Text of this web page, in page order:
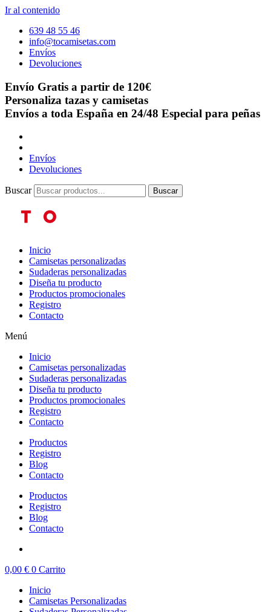
Ir al contenido
639 48 55 46
info@tocamisetas.com
Envíos
Devoluciones
Envío Gratis a partir de 120€
Personaliza tazas y camisetas
Envíos a toda España en 24/48 Especial para peñas
Envíos
Devoluciones
Buscar Buscar
Inicio
Camisetas personalizadas
Sudaderas personalizadas
Diseña tu producto
Productos promocionales
Registro
Contacto
Menú
Inicio
Camisetas personalizadas
Sudaderas personalizadas
Diseña tu producto
Productos promocionales
Registro
Contacto
Productos
Registro
Blog
Contacto
Productos
Registro
Blog
Contacto
0,00 € 0 Carrito
Inicio
Camisetas Personalizadas